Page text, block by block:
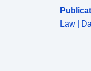
Law |